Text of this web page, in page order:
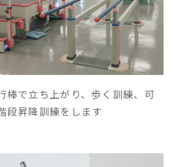
で立ち上がり、歩く訓練、可
段昇降訓練をします